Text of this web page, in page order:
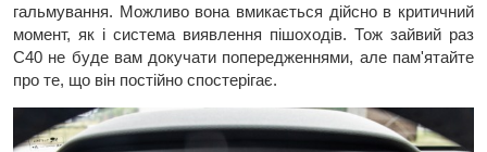
гальмування. Можливо вона вмикається дійсно в критичний
момент, як і система виявлення пішоходів. Тож зайвий раз
С40 не буде вам докучати попередженнями, але пам'ятайте
про те, що він постійно спостерігає.